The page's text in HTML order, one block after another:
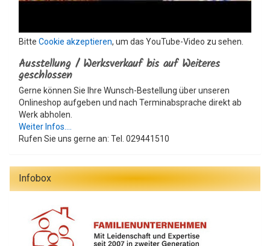
Bitte Cookie akzeptieren, um das YouTube-Video zu sehen.
Ausstellung / Werksverkauf bis auf Weiteres
geschlossen
Gerne können Sie Ihre Wunsch-Bestellung über unseren
Onlineshop aufgeben und nach Terminabsprache direkt ab
Werk abholen.
Weiter Infos....
Rufen Sie uns gerne an: Tel. 029441510
Infobox